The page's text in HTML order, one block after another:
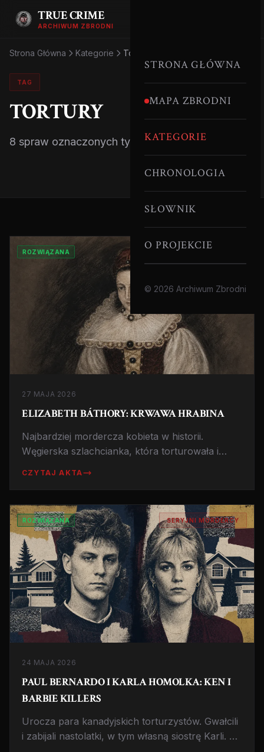
TRUE CRIME
ARCHIWUM ZBRODNI
STRONA GŁÓWNA
MAPA ZBRODNI
KATEGORIE
CHRONOLOGIA
SŁOWNIK
O PROJEKCIE
© 2026 Archiwum Zbrodni
Strona Główna Kategorie Tortury
TAG
TORTURY
8 spraw oznaczonych tym tagiem.
ROZWIĄZANA SERYJNI MORDERCY
27 MAJA 2026
ELIZABETH BÁTHORY: KRWAWA HRABINA
Najbardziej mordercza kobieta w historii.
Węgierska szlachcianka, która torturowała i
CZYTAJ AKTA
ROZWIĄZANA SERYJNI MORDERCY
24 MAJA 2026
PAUL BERNARDO I KARLA HOMOLKA: KEN I
BARBIE KILLERS
Urocza para kanadyjskich torturzystów. Gwałcili
i zabijali nastolatki, w tym własną siostrę Karli. On